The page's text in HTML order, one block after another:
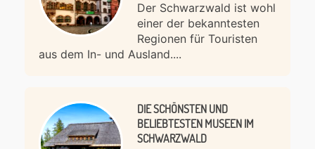
Der Schwarzwald ist wohl
einer der bekanntesten
Regionen für Touristen
aus dem In- und Ausland....
DIE SCHÖNSTEN UND
BELIEBTESTEN MUSEEN IM
SCHWARZWALD